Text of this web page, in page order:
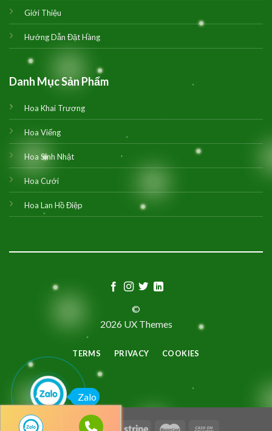
Giới Thiệu
Hướng Dẫn Đặt Hàng
Danh Mục Sản Phẩm
Hoa Khai Trương
Hoa Viếng
Hoa Sinh Nhật
Hoa Cưới
Hoa Lan Hồ Điệp
©
2026 UX Themes
TERMS PRIVACY COOKIES
Zalo